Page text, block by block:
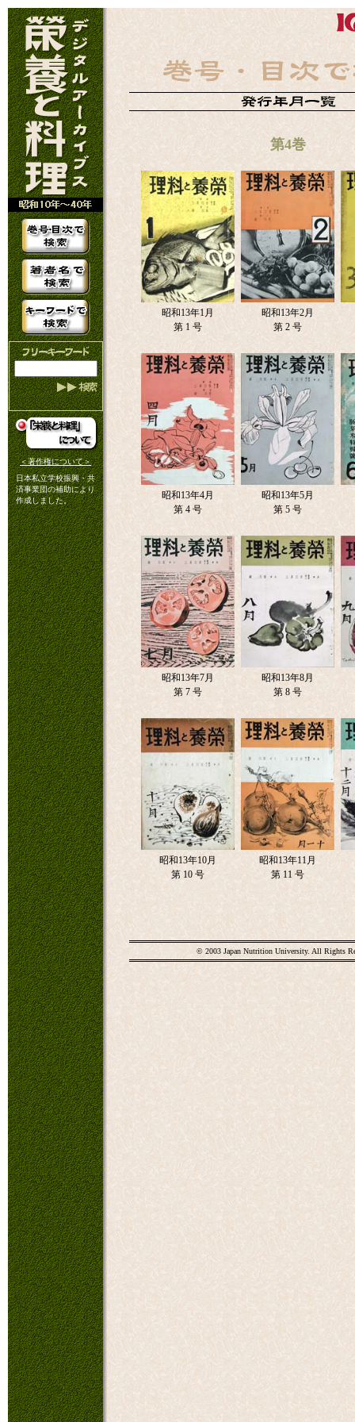
＜著作権について＞
日本私立学校振興・共
済事業団の補助により
作成しました。
第4巻
昭和13年1月
第 1 号
昭和13年2月
第 2 号
昭和13年4月
第 4 号
昭和13年5月
第 5 号
昭和13年7月
第 7 号
昭和13年8月
第 8 号
昭和13年10月
第 10 号
昭和13年11月
第 11 号
© 2003 Japan Nutrition University. All Rights